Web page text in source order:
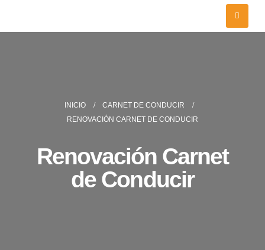
INICIO
CARNET DE CONDUCIR
RENOVACIÓN CARNET DE CONDUCIR
Renovación Carnet
de Conducir